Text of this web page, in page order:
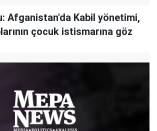
Afganistan'da Kabil yönetimi,
çocuk istismarına göz